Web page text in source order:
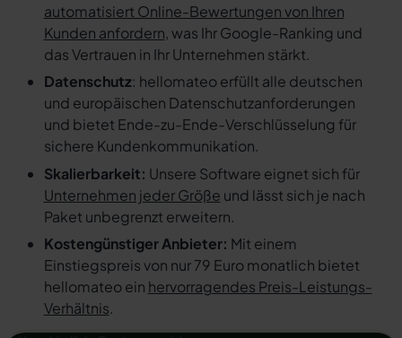
automatisiert Online-Bewertungen von Ihren
Kunden anfordern, was Ihr Google-Ranking und
das Vertrauen in Ihr Unternehmen stärkt.
Datenschutz: hellomateo erfüllt alle deutschen
und europäischen Datenschutzanforderungen
und bietet Ende-zu-Ende-Verschlüsselung für
sichere Kundenkommunikation.
Skalierbarkeit: Unsere Software eignet sich für
Unternehmen jeder Größe und lässt sich je nach
Paket unbegrenzt erweitern.
Kostengünstiger Anbieter: Mit einem
Einstiegspreis von nur 79 Euro monatlich bietet
hellomateo ein hervorragendes Preis-Leistungs-
Verhältnis.